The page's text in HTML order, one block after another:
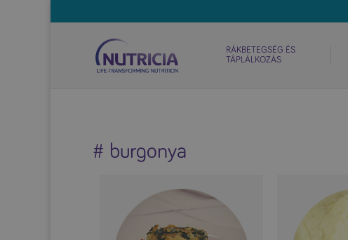
RÁKBETEGSÉG ÉS
TÁPLÁLKOZÁS
# burgonya